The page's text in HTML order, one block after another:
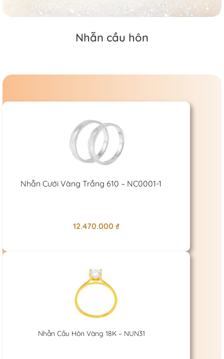
Nhẫn cầu hôn
Nhẫn Cưới Vàng Trắng 610 – NC0001-1
12.470.000 ₫
Nhẫn Cầu Hôn Vàng 18K – NUN31